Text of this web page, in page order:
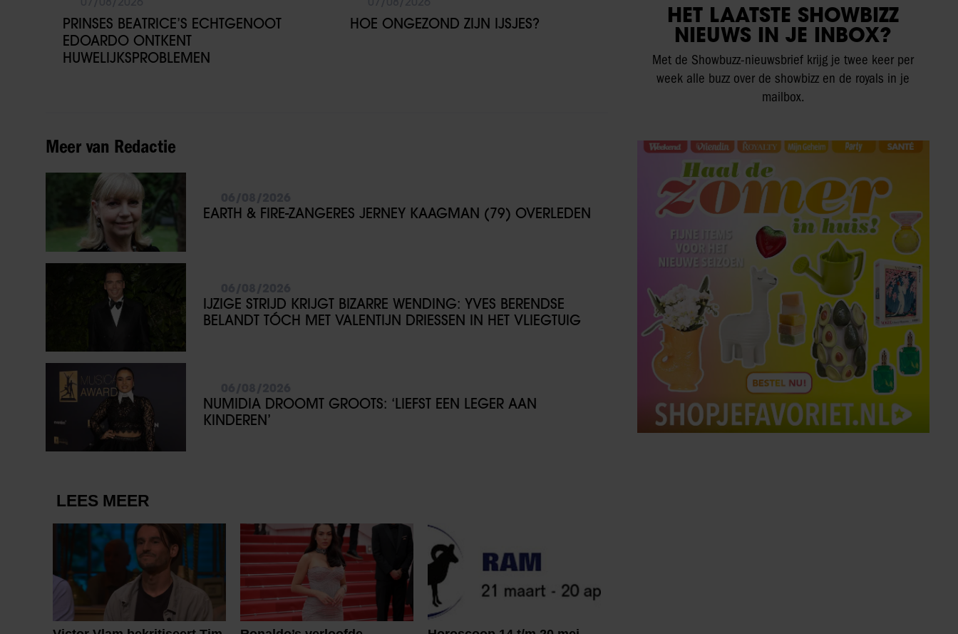
PRINSES BEATRICE’S ECHTGENOOT
EDOARDO ONTKENT
HUWELIJKSPROBLEMEN
HOE ONGEZOND ZIJN IJSJES?
Meer van Redactie
EARTH & FIRE-ZANGERES JERNEY KAAGMAN (79) OVERLEDEN
IJZIGE STRIJD KRIJGT BIZARRE WENDING: YVES BERENDSE
BELANDT TÓCH MET VALENTIJN DRIESSEN IN HET VLIEGTUIG
NUMIDIA DROOMT GROOTS: ‘LIEFST EEN LEGER AAN
KINDEREN’
HET LAATSTE SHOWBIZZ
NIEUWS IN JE INBOX?
Met de Showbuzz-nieuwsbrief krijg je twee keer per
week alle buzz over de showbizz en de royals in je
mailbox.